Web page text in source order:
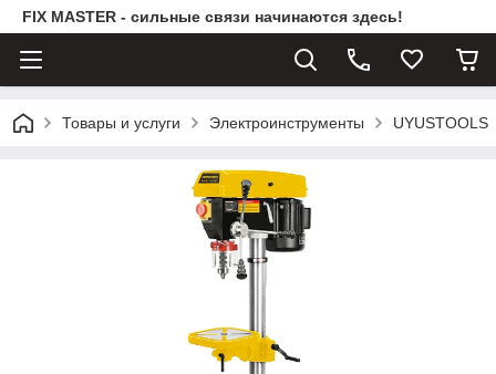
FIX MASTER - сильные связи начинаются здесь!
Товары и услуги Электроинструменты UYUSTOOLS